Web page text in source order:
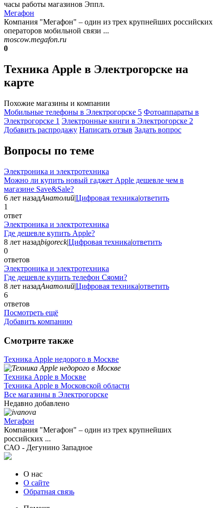
часы работы магазинов Эппл.
Мегафон
Компания "Мегафон" – один из трех крупнейших российских
операторов мобильной связи ...
moscow.megafon.ru
0
Техника Apple в Электрогорске на
карте
Похожие магазины и компании
Мобильные телефоны в Электрогорске 5 Фотоаппараты в
Электрогорске 1 Электронные книги в Электрогорске 2
Добавить раcпродажу Написать отзыв Задать вопрос
Вопросы по теме
Электроника и электротехника
Можно ли купить новый гаджет Apple дешевле чем в
магазине Save&Sale?
6 лет назадАнатолий|Цифровая техника|ответить
1
ответ
Электроника и электротехника
Где дешевле купить Apple?
8 лет назадbigoreck|Цифровая техника|ответить
0
ответов
Электроника и электротехника
Где дешевле купить телефон Сяоми?
8 лет назадАнатолий|Цифровая техника|ответить
6
ответов
Посмотреть ещё
Добавить компанию
Смотрите также
Техника Apple недорого в Москве
Техника Apple в Москве
Техника Apple в Московской области
Все магазины в Электрогорске
Недавно добавлено
Мегафон
Компания "Мегафон" – один из трех крупнейших
российских ...
САО - Дегунино Западное
О нас
О сайте
Обратная связь